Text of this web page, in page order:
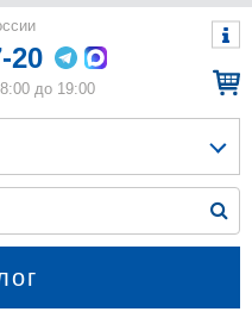
20
до 19:00